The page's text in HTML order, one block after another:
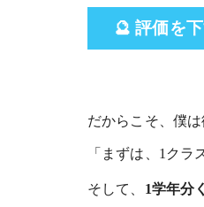
🔮 評価を
だからこそ、僕
「まずは、1クラ
そして、 1学年分